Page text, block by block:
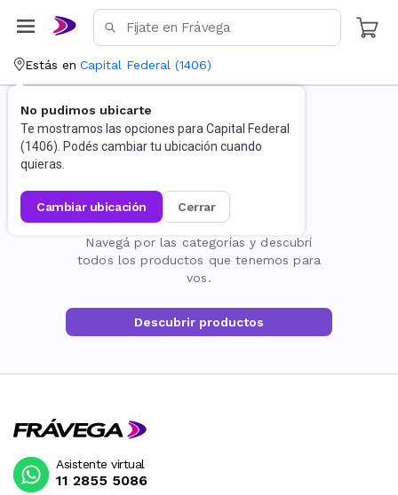
Estás en Capital Federal (1406)
No pudimos ubicarte
Te mostramos las opciones para Capital Federal
(1406). Podés cambiar tu ubicación cuando
quieras.
cambiar ubicación cerrar
La página no existe
Navegá por las categorías y descubrí
todos los productos que tenemos para
vos.
Descubrir productos
Asistente virtual
11 2855 5086